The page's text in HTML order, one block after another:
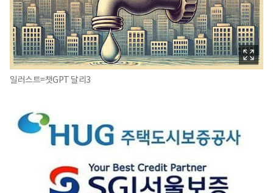
일러스트=챗GPT 달리3